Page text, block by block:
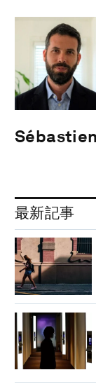
最新記事